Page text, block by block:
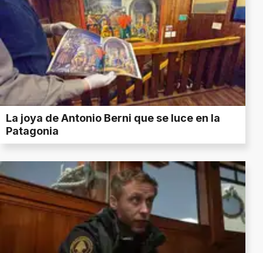
La joya de Antonio Berni que se luce en la
Patagonia